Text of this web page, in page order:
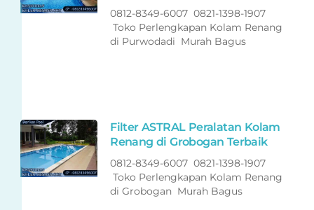
0812-8349-6007 0821-1398-1907
Toko Perlengkapan Kolam Renang
di Purwodadi Murah Bagus
Filter ASTRAL Peralatan Kolam
Renang di Grobogan Terbaik
0812-8349-6007 0821-1398-1907
Toko Perlengkapan Kolam Renang
di Grobogan Murah Bagus